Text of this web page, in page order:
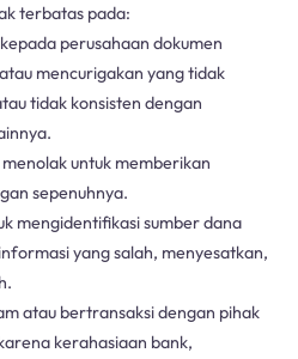
terbatas pada:
perusahaan dokumen
mencurigakan yang tidak
tidak konsisten dengan
untuk memberikan
sepenuhnya.
mengidentifikasi sumber dana
yang salah, menyesatkan,
atau bertransaksi dengan pihak
kerahasiaan bank,